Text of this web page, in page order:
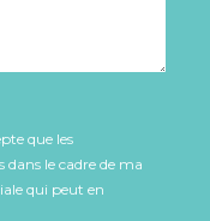
que les
dans le cadre de ma
qui peut en